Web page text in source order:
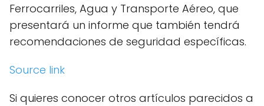
Ferrocarriles, Agua y Transporte Aéreo, que
presentará un informe que también tendrá
recomendaciones de seguridad específicas.
Source link
Si quieres conocer otros artículos parecidos a